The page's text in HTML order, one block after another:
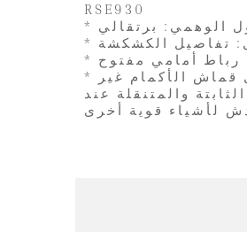
RSE930
الوهمي: برتقالي
رباط أمامي مفتوح
* انتبه: طبقة واحدة من التول الوهمي يمكن أن تجعل قماش الأكمام غير
والمتنقلة عند